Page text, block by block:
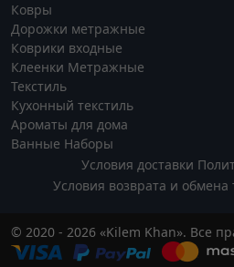
Ковры
Дорожки метражные
Коврики входные
Клеенки Метражные
Текстиль
Кухонный текстиль
Ароматы для дома
Ванные Наборы
Условия доставки
Условия возврата и обмена
© 2020 - 2026 «Kilem Khan». Все